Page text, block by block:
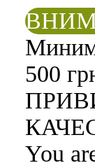
500
You